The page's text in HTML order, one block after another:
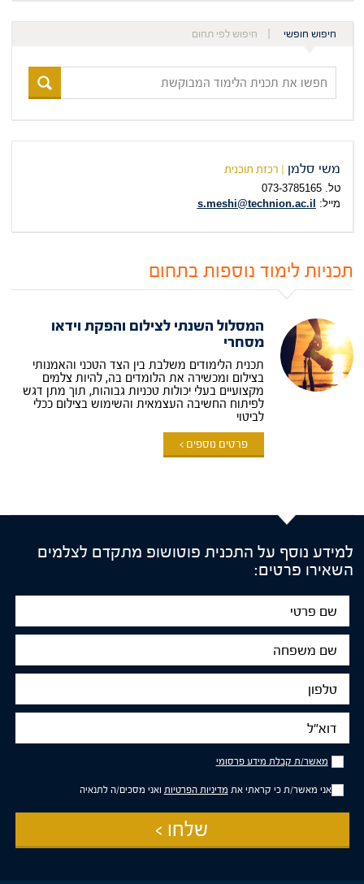
חיפוש חופשי חיפוש לפי תחום
חפשו
את
תכנית
המבוקשת
משי סלמן | רכזת תוכנית
טל. 073-3785165
מייל:
s.meshi@technion.ac.il
תכניות לימוד נוספות בתחום
המסלול השנתי לצילום והפקת וידאו
מסחרי
תכנית הלימודים משלבת בין הצד הטכני והאמנותי
בצילום ומכשירה את הלומדים בה, להיות צלמים
מקצועיים בעלי יכולות טכניות גבוהות, תוך מתן דגש
לפיתוח החשיבה העצמאית והשימוש בצילום ככלי
לביטוי
פרטים נוספים >
למידע נוסף על התכנית פוטושופ מתקדם לצלמים
השאירו פרטים:
פרטי
משפחה
מאשר/ת
קבלת
מידע
פרסומי
מאשר/ת קבלת מידע פרסומי
אני מאשר/ת כי קראתי את מדיניות הפרטיות ואני מסכים/ה לתנאיה
שלחו >